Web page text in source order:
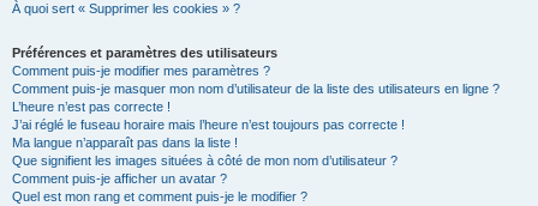
À quoi sert « Supprimer les cookies » ?
Préférences et paramètres des utilisateurs
Comment puis-je modifier mes paramètres ?
Comment puis-je masquer mon nom d’utilisateur de la liste des utilisateurs en ligne ?
L’heure n’est pas correcte !
J’ai réglé le fuseau horaire mais l’heure n’est toujours pas correcte !
Ma langue n’apparaît pas dans la liste !
Que signifient les images situées à côté de mon nom d’utilisateur ?
Comment puis-je afficher un avatar ?
Quel est mon rang et comment puis-je le modifier ?